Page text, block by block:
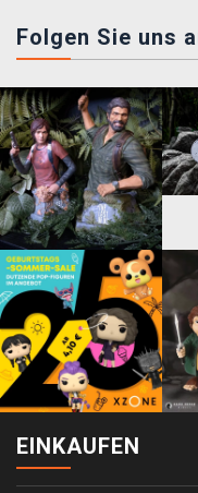
Folgen Sie uns
EINKAUFEN